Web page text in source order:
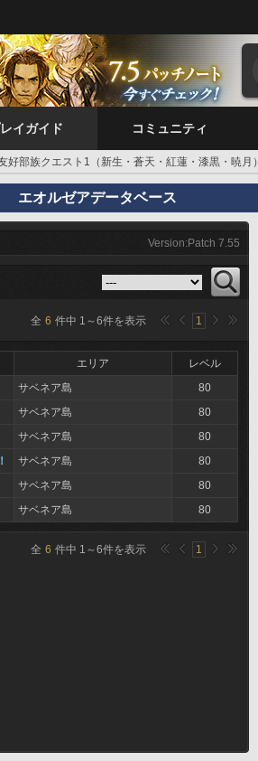
イガイド コミュニティ
好部族クエスト1（新生・蒼天・紅蓮・漆黒・暁月）
エオルゼアデータベース
Version:Patch 7.55
全 6 件中 1 ～6件を表示 1
エリア
レベル
サベネア島
80
サベネア島
80
サベネア島
80
サベネア島
80
サベネア島
80
サベネア島 80
全 6 件中 1 ～6件を表示 1